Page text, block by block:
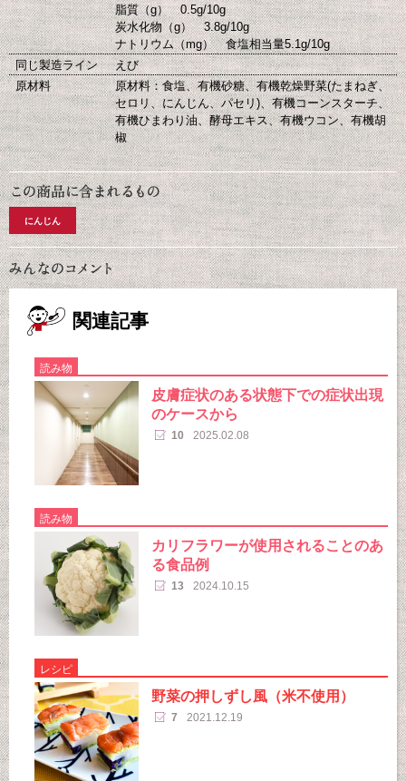
脂質（g） 0.5g/10g
炭水化物（g） 3.8g/10g
ナトリウム（mg） 食塩相当量5.1g/10g
同じ製造ライン
えび
原材料
原材料：食塩、有機砂糖、有機乾燥野菜(たまねぎ、
セロリ、にんじん、パセリ)、有機コーンスターチ、
有機ひまわり油、酵母エキス、有機ウコン、有機胡
椒
にんじん
関連記事
読み物
皮膚症状のある状態下での症状出現
のケースから
10 2025.02.08
読み物
カリフラワーが使用されることのあ
る食品例
13 2024.10.15
レシピ
野菜の押しずし風（米不使用）
7 2021.12.19